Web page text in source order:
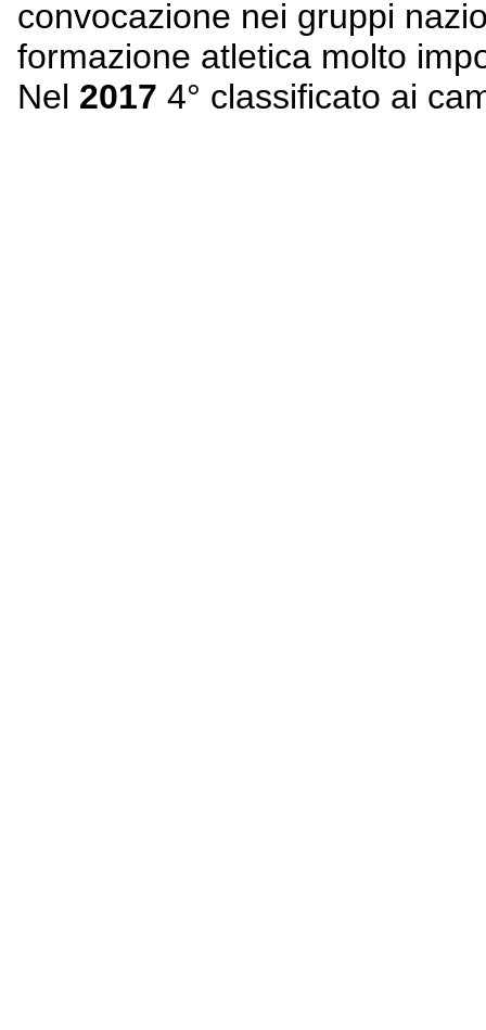
convocazione nei gruppi
formazione atletica molto
Nel 2017 4° classificato ai